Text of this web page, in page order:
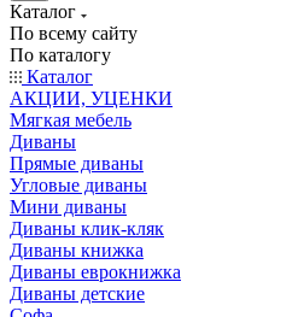
Каталог
По всему сайту
По каталогу
Каталог
АКЦИИ, УЦЕНКИ
Мягкая мебель
Диваны
Прямые диваны
Угловые диваны
Мини диваны
Диваны клик-кляк
Диваны книжка
Диваны еврокнижка
Диваны детские